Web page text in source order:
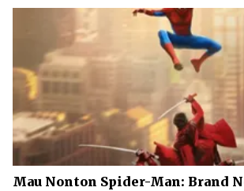
Mau Nonton Spider-Man: Brand